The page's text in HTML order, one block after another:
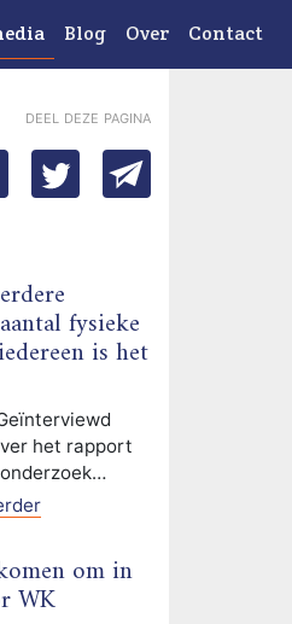
Blog Over Contact
deel deze pagina
fysieke
is het
het rapport
onderzoek…
om in
WK